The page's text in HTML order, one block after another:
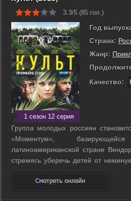
3.3/5 (85 гол.)
1 сезон 12 серия
Год
Страна:
Жанр:
Качество:
Группа молодых россиян
«Моментум»,
латиноамериканской стране
стремясь уберечь детей от
профессионального военного.
прибывают в Вендору. Однако
нанятого профессионала есть свои ...